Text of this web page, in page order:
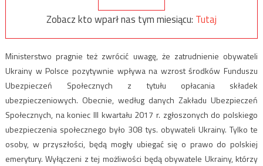
Zobacz kto wparł nas tym miesiącu: Tutaj
Ministerstwo pragnie też zwrócić uwagę, że zatrudnienie obywateli
Ukrainy w Polsce pozytywnie wpływa na wzrost środków Funduszu
Ubezpieczeń Społecznych z tytułu opłacania składek
ubezpieczeniowych. Obecnie, według danych Zakładu Ubezpieczeń
Społecznych, na koniec III kwartału 2017 r. zgłoszonych do polskiego
ubezpieczenia społecznego było 308 tys. obywateli Ukrainy. Tylko te
osoby, w przyszłości, będą mogły ubiegać się o prawo do polskiej
emerytury. Wyłączeni z tej możliwości będą obywatele Ukrainy, którzy